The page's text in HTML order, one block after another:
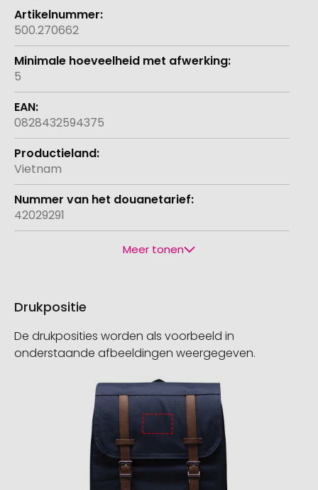
500.270662
5
0828432594375
Vietnam
42029291
Meer tonen
Drukpositie
De drukposities worden als voorbeeld in
onderstaande afbeeldingen weergegeven.